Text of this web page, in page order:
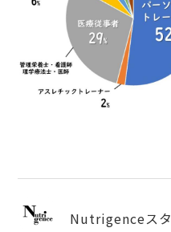
Nutrigenceス